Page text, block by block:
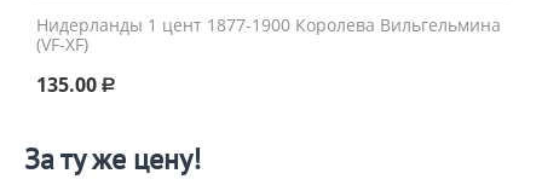
Нидерланды 1 цент 1877-1900 Королева Вильгельмина
(VF-XF)
135.00 Р
За ту же цену!